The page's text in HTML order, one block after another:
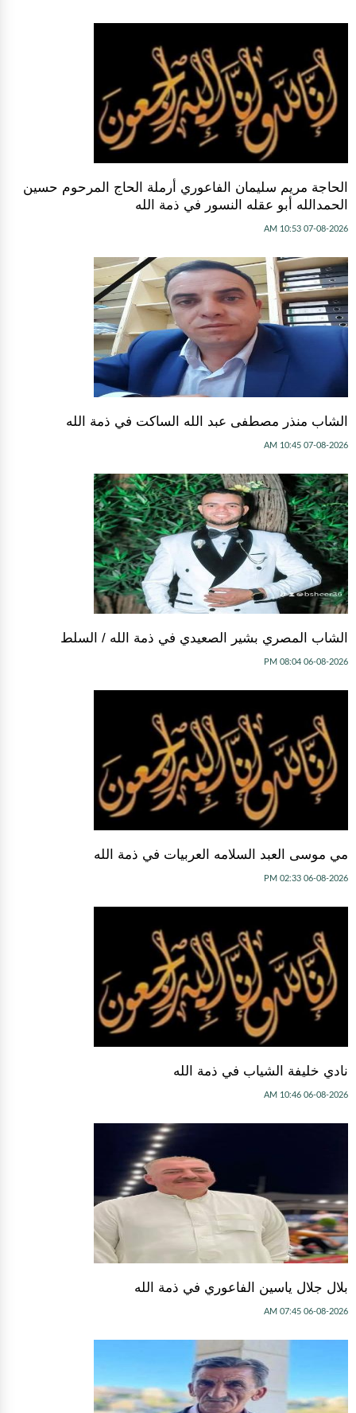
الحاجة مريم سليمان الفاعوري أرملة الحاج المرحوم حسين
الحمدالله أبو عقله النسور في ذمة الله
07-08-2026 10:53 AM
الشاب منذر مصطفى عبد الله الساكت في ذمة الله
07-08-2026 10:45 AM
الشاب المصري بشير الصعيدي في ذمة الله / السلط
06-08-2026 08:04 PM
مي موسى العبد السلامه العربيات في ذمة الله
06-08-2026 02:33 PM
نادي خليفة الشياب في ذمة الله
06-08-2026 10:46 AM
بلال جلال ياسين الفاعوري في ذمة الله
06-08-2026 07:45 AM